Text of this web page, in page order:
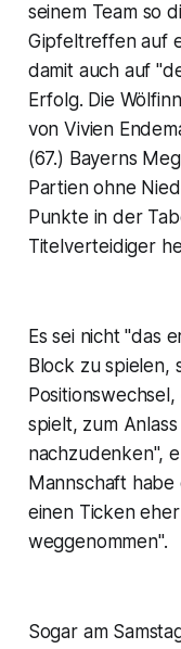
seinem Team so
Gipfeltreffen auf
damit auch auf
Erfolg. Die
von Vivien
(67.) Bayerns
Partien ohne
Punkte in der
Titelverteidiger
Es sei nicht "das
Block zu spielen,
spielt, zum
nachzudenken",
Mannschaft
einen Ticken
weggenommen".
Sogar am